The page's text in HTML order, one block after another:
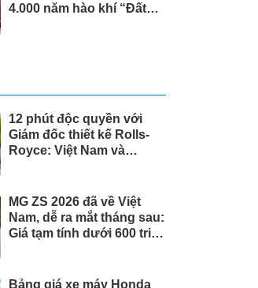
4.000 năm hào khí “Đất
12 phút độc quyền với
Giám đốc thiết kế Rolls-
Royce: Việt Nam và
siêu giàu toàn cầu
MG ZS 2026 đã về Việt
Nam, dễ ra mắt tháng sau:
Giá tạm tính dưới 600 triệu
ADAS cạnh tranh Xforce,
Bảng giá xe máy Honda